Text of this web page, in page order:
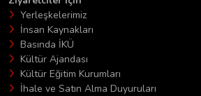
Yerleşkelerimiz
İnsan Kaynakları
Basında İKÜ
Kültür Ajandası
Kültür Eğitim Kurumları
İhale ve Satın Alma Duyuruları